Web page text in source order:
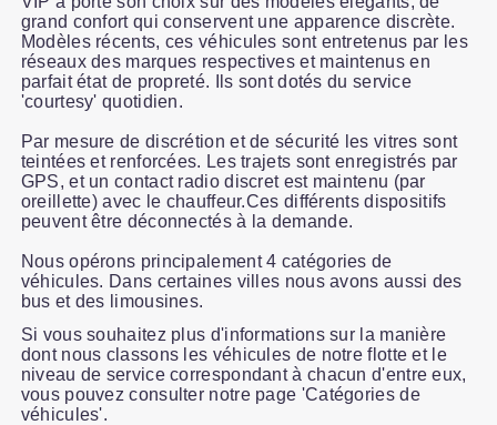
grand confort qui conservent une apparence discrète.
Modèles récents, ces véhicules sont entretenus par les
réseaux des marques respectives et maintenus en
parfait état de propreté. Ils sont dotés du service
'courtesy' quotidien.
Par mesure de discrétion et de sécurité les vitres sont
teintées et renforcées. Les trajets sont enregistrés par
GPS, et un contact radio discret est maintenu (par
oreillette) avec le chauffeur.Ces différents dispositifs
peuvent être déconnectés à la demande.
Nous opérons principalement 4 catégories de
véhicules. Dans certaines villes nous avons aussi des
bus et des limousines.
Si vous souhaitez plus d'informations sur la manière
dont nous classons les véhicules de notre flotte et le
niveau de service correspondant à chacun d'entre eux,
vous pouvez consulter notre page 'Catégories de
véhicules'.